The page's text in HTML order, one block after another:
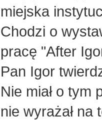
miejska
Chodzi o
pracę "After
Pan Igor
Nie miał o tym
nie wyrażał na